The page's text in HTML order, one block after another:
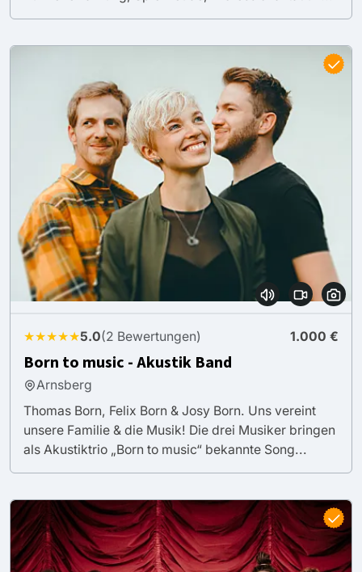
★★★★★5.0(2 Bewertungen) 1.000 €
Born to music - Akustik Band
Arnsberg
Thomas Born, Felix Born & Josy Born. Uns vereint
unsere Familie & die Musik! Die drei Musiker bringen
als Akustiktrio „Born to music“ bekannte Song...